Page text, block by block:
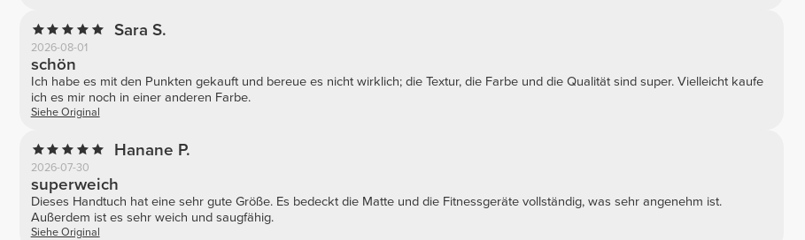
Sara S.
2026-08-01
schön
Ich habe es mit den Punkten gekauft und bereue es nicht wirklich; die Textur, die Farbe und die Qualität sind super. Vielleicht kaufe
ich es mir noch in einer anderen Farbe.
Siehe Original
Hanane P.
2026-07-30
superweich
Dieses Handtuch hat eine sehr gute Größe. Es bedeckt die Matte und die Fitnessgeräte vollständig, was sehr angenehm ist.
Außerdem ist es sehr weich und saugfähig.
Siehe Original